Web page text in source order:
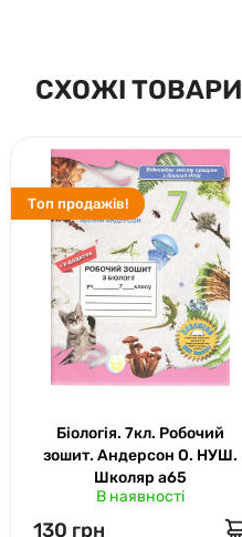
СХОЖІ ТОВАРИ
Топ продажів!
Біологія. 7кл. Робочий
зошит. Андерсон О. НУШ.
Школяр а65
В наявності
130 грн